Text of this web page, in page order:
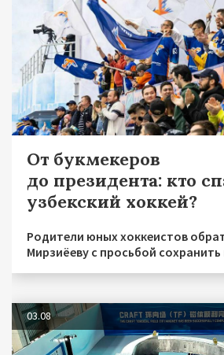
От букмекеров
до президента: кто
узбекский хоккей?
Родители юных хоккеистов
Мирзиёеву с просьбой сохранить
03.08